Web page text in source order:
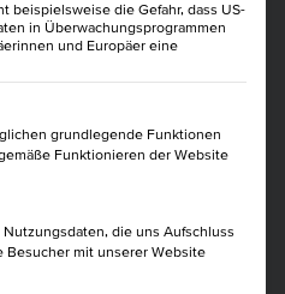
BEITRÄGE
beispielsweise die Gefahr, dass US-
in Überwachungsprogrammen
und Europäer eine
Gruppen, für die eine
grundlegende Funktionen
Funktionieren der Website
die uns Aufschluss
Besucher mit unserer Website